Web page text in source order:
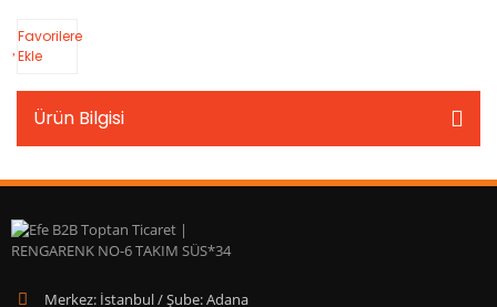
Favorilere
Ekle
Ürün Bilgisi
Merkez: İstanbul / Şube: Adana